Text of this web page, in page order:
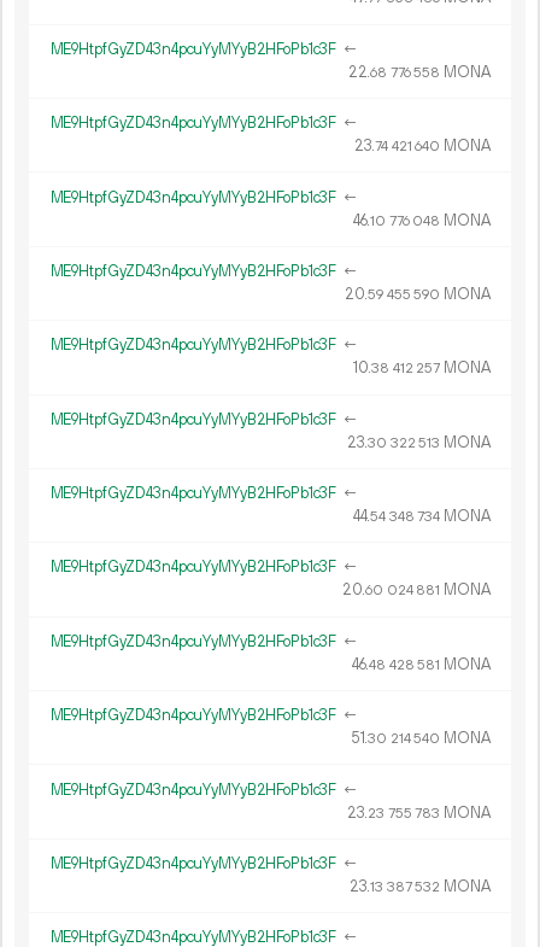
ME9HtpfGyZD43n4pcuYyMYyB2HFoPb1c3F ←
22.68 776558 MONA
ME9HtpfGyZD43n4pcuYyMYyB2HFoPb1c3F ←
23.74 421 640 MONA
ME9HtpfGyZD43n4pcuYyMYyB2HFoPb1c3F ←
46.10 776 048 MONA
ME9HtpfGyZD43n4pcuYyMYyB2HFoPb1c3F ←
20.59 455 590 MONA
ME9HtpfGyZD43n4pcuYyMYyB2HFoPb1c3F ←
10.38 412 257 MONA
ME9HtpfGyZD43n4pcuYyMYyB2HFoPb1c3F ←
23.30 322 513 MONA
ME9HtpfGyZD43n4pcuYyMYyB2HFoPb1c3F ←
44.54 348 734 MONA
ME9HtpfGyZD43n4pcuYyMYyB2HFoPb1c3F ←
20.60 024 881 MONA
ME9HtpfGyZD43n4pcuYyMYyB2HFoPb1c3F ←
46.48 428 581 MONA
ME9HtpfGyZD43n4pcuYyMYyB2HFoPb1c3F ←
51.30 214540 MONA
ME9HtpfGyZD43n4pcuYyMYyB2HFoPb1c3F ←
23.23 755 783 MONA
ME9HtpfGyZD43n4pcuYyMYyB2HFoPb1c3F ←
23.13 387532 MONA
ME9HtpfGyZD43n4pcuYyMYyB2HFoPb1c3F ←